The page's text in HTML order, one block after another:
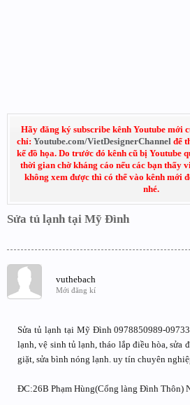
Hãy đăng ký subscribe kênh Youtube mới
chỉ: Youtube.com/VietDesignerChannel để
kế đồ họa. Do trước đó kênh cũ bị Youtube
thời gian chờ kháng cáo nếu các bạn thấy
không xem được thì có thể vào kênh mới
nhé.
Sửa tủ lạnh tại Mỹ Đình
vuthebach
Mới đăng kí
Sửa tủ lạnh tại Mỹ Đình 0978850989-
lạnh, vệ sinh tủ lạnh, tháo lắp điều hòa, sửa
giặt, sửa bình nóng lạnh. uy tín chuyên
ĐC:26B Phạm Hùng(Cổng làng Đình Thôn)